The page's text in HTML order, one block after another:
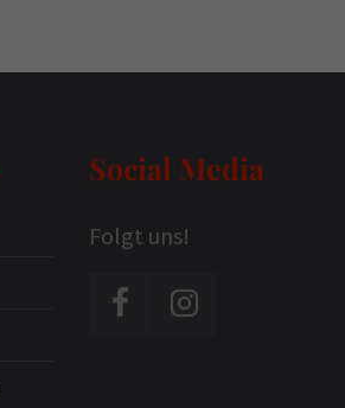
Social Media
Folgt uns!